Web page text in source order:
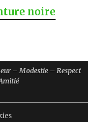
noire
– Modestie – Respect